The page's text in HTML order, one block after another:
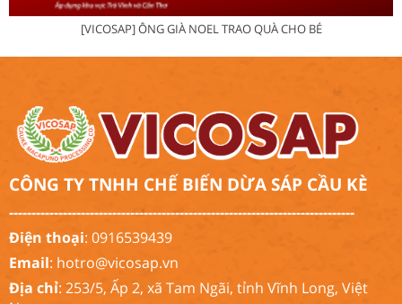
[VICOSAP] ÔNG GIÀ NOEL TRAO QUÀ CHO BÉ
CÔNG TY TNHH CHẾ BIẾN DỪA SÁP CẦU KÈ
-----------------------------------------------------------------------------
Điện thoại: 0916539439
Email: hotro@vicosap.vn
Địa chỉ: 253/5, Ấp 2, xã Tam Ngãi, tỉnh Vĩnh Long, Việt